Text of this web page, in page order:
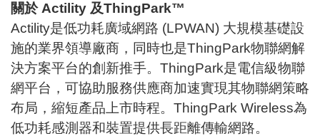
關於 Actility 及ThingPark™
Actility是低功耗廣域網路 (LPWAN) 大規模基礎設
施的業界領導廠商，同時也是ThingPark物聯網解
決方案平台的創新推手。ThingPark是電信級物聯
網平台，可協助服務供應商加速實現其物聯網策略
布局，縮短產品上市時程。ThingPark Wireless為
低功耗感測器和裝置提供長距離傳輸網路。